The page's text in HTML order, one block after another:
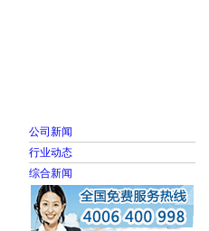
公司新闻
行业动态
综合新闻